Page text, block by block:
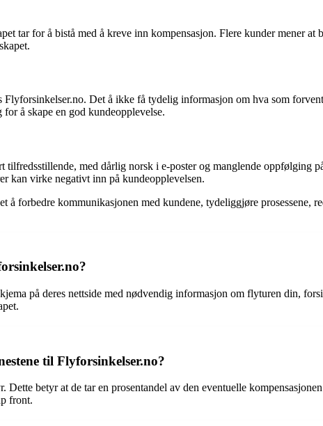
tar for å bistå med å kreve inn kompensasjon. Flere kunder mener
Det å ikke få tydelig informasjon om hva som
å skape en god kundeopplevelse.
med dårlig norsk i e-poster og manglende oppfølging
kan virke negativt inn på kundeopplevelsen.
å forbedre kommunikasjonen med kundene, tydeliggjøre prosessene,
på deres nettside med nødvendig informasjon om flyturen din,
til Flyforsinkelser.no?
betyr at de tar en prosentandel av den eventuelle
front.